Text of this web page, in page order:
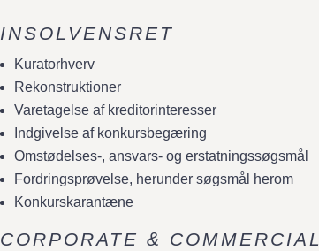
INSOLVENSRET
Kuratorhverv
Rekonstruktioner
Varetagelse af kreditorinteresser
Indgivelse af konkursbegæring
Omstødelses-, ansvars- og erstatningssøgsmål
Fordringsprøvelse, herunder søgsmål herom
Konkurskarantæne
​CORPORATE & COMMERCIAL